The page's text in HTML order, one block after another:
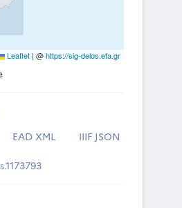
Leaflet | @https://sig-delos.efa.gr
EAD XML IIIF JSON